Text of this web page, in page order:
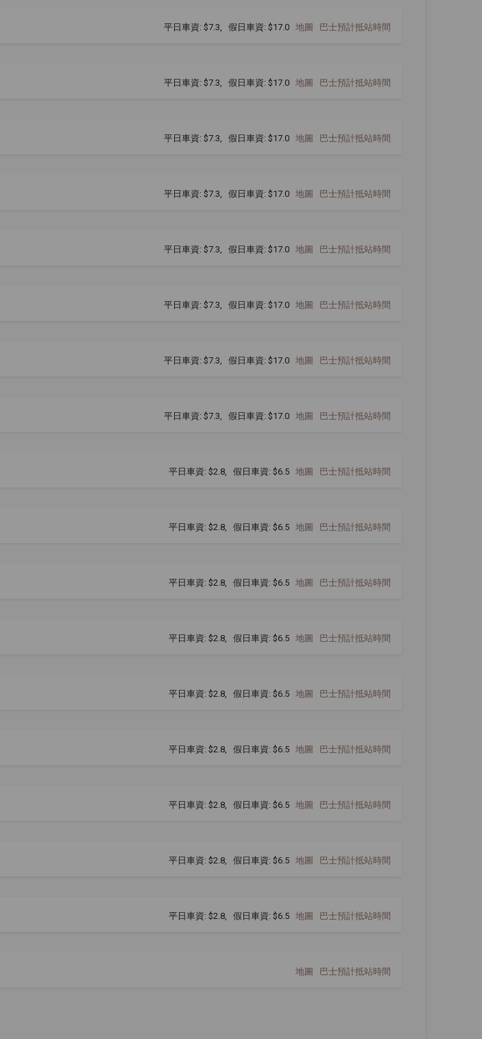
平日車資: $7.3, 假日車資: $17.0 地圖 巴士預計抵站時間
平日車資: $7.3, 假日車資: $17.0 地圖 巴士預計抵站時間
平日車資: $7.3, 假日車資: $17.0 地圖 巴士預計抵站時間
平日車資: $7.3, 假日車資: $17.0 地圖 巴士預計抵站時間
平日車資: $7.3, 假日車資: $17.0 地圖 巴士預計抵站時間
平日車資: $7.3, 假日車資: $17.0 地圖 巴士預計抵站時間
平日車資: $7.3, 假日車資: $17.0 地圖 巴士預計抵站時間
平日車資: $7.3, 假日車資: $17.0 地圖 巴士預計抵站時間
平日車資: $2.8, 假日車資: $6.5 地圖 巴士預計抵站時間
平日車資: $2.8, 假日車資: $6.5 地圖 巴士預計抵站時間
平日車資: $2.8, 假日車資: $6.5 地圖 巴士預計抵站時間
平日車資: $2.8, 假日車資: $6.5 地圖 巴士預計抵站時間
平日車資: $2.8, 假日車資: $6.5 地圖 巴士預計抵站時間
平日車資: $2.8, 假日車資: $6.5 地圖 巴士預計抵站時間
平日車資: $2.8, 假日車資: $6.5 地圖 巴士預計抵站時間
平日車資: $2.8, 假日車資: $6.5 地圖 巴士預計抵站時間
平日車資: $2.8, 假日車資: $6.5 地圖 巴士預計抵站時間
地圖 巴士預計抵站時間